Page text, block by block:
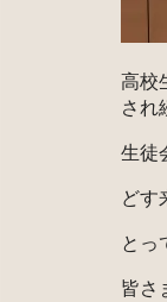
高校
され
生徒
どす
とっ
皆さ